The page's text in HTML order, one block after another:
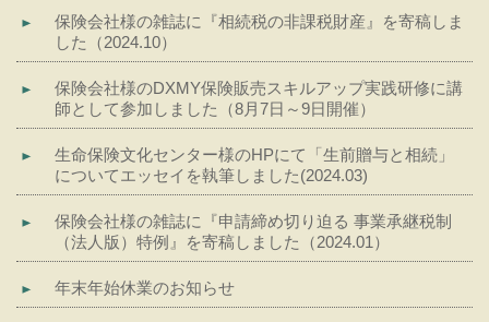
保険会社様の雑誌に『相続税の非課税財産』を寄稿しま
した（2024.10）
保険会社様のDXMY保険販売スキルアップ実践研修に講
師として参加しました（8月7日～9日開催）
生命保険文化センター様のHPにて「生前贈与と相続」
についてエッセイを執筆しました(2024.03)
保険会社様の雑誌に『申請締め切り迫る 事業承継税制
（法人版）特例』を寄稿しました（2024.01）
年末年始休業のお知らせ